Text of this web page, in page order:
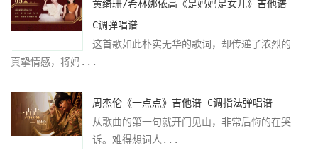
黄绮珊/希林娜依高《是妈妈是女儿》吉他谱
C调弹唱谱
这首歌如此朴实无华的歌词，却传递了浓烈的
真挚情感，将妈...
周杰伦《一点点》吉他谱 C调指法弹唱谱
从歌曲的第一句就开门见山，非常后悔的在哭
诉。难得想词人...